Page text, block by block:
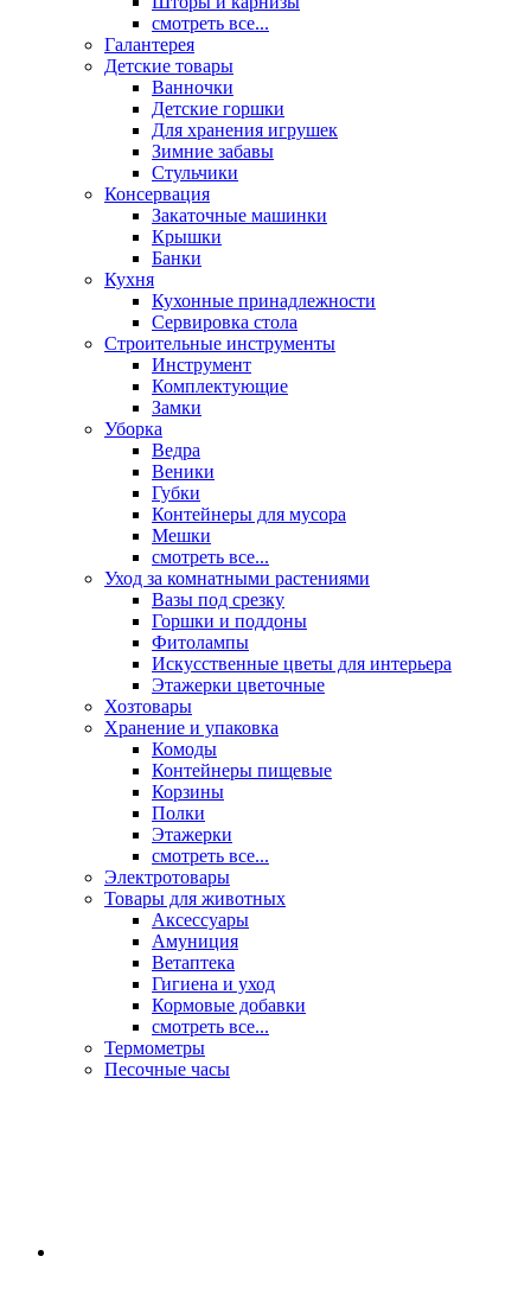
смотреть все...
Галантерея
Детские товары
Ванночки
Детские горшки
Для хранения игрушек
Зимние забавы
Стульчики
Консервация
Закаточные машинки
Крышки
Банки
Кухня
Кухонные принадлежности
Сервировка стола
Строительные инструменты
Инструмент
Комплектующие
Замки
Уборка
Ведра
Веники
Губки
Контейнеры для мусора
Мешки
смотреть все...
Уход за комнатными растениями
Вазы под срезку
Горшки и поддоны
Фитолампы
Искусственные цветы для интерьера
Этажерки цветочные
Хозтовары
Хранение и упаковка
Комоды
Контейнеры пищевые
Корзины
Полки
Этажерки
смотреть все...
Электротовары
Товары для животных
Аксессуары
Амуниция
Ветаптека
Гигиена и уход
Кормовые добавки
смотреть все...
Термометры
Песочные часы